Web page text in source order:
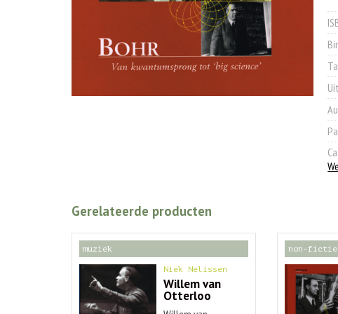
Gerelateerde producten
muziek
Niek Nelissen
Willem van
Otterloo
non-fictie